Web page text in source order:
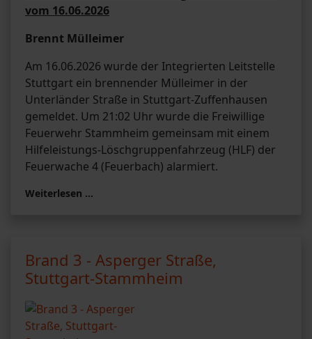
vom 16.06.2026
Brennt Mülleimer
Am 16.06.2026 wurde der Integrierten Leitstelle
Stuttgart ein brennender Mülleimer in der
Unterländer Straße in Stuttgart-Zuffenhausen
gemeldet. Um 21:02 Uhr wurde die Freiwillige
Feuerwehr Stammheim gemeinsam mit einem
Hilfeleistungs-Löschgruppenfahrzeug (HLF) der
Feuerwache 4 (Feuerbach) alarmiert.
Weiterlesen …
Brand 3 - Asperger Straße,
Stuttgart-Stammheim